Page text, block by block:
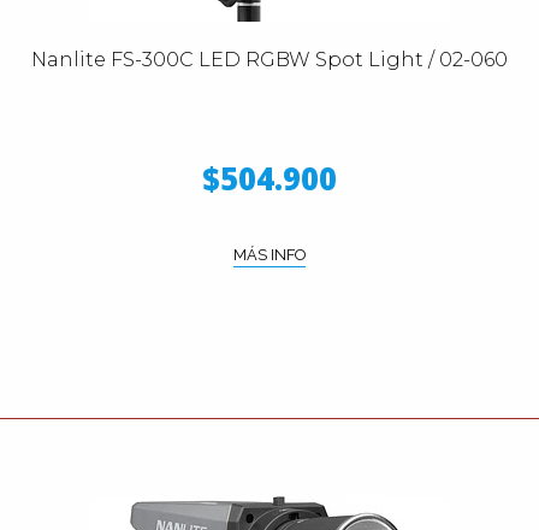
Nanlite FS-300C LED RGBW Spot Light / 02-060
$504.900
MÁS INFO